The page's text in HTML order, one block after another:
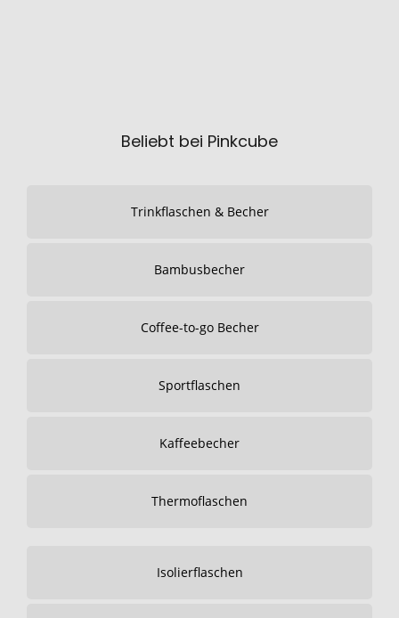
Beliebt bei Pinkcube
Trinkflaschen & Becher
Bambusbecher
Coffee-to-go Becher
Sportflaschen
Kaffeebecher
Thermoflaschen
Isolierflaschen